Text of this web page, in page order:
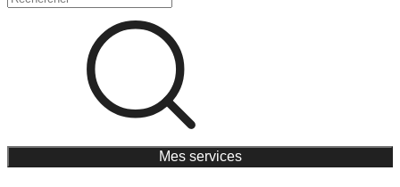
Mes services